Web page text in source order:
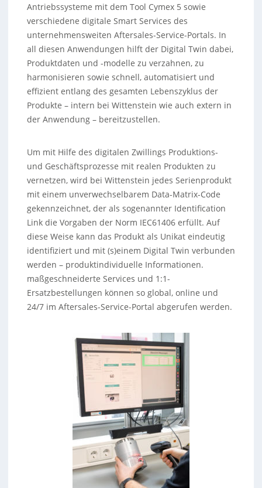
Antriebssysteme mit dem Tool Cymex 5 sowie
verschiedene digitale Smart Services des
unternehmensweiten Aftersales-Service-Portals. In
all diesen Anwendungen hilft der Digital Twin dabei,
Produktdaten und -modelle zu verzahnen, zu
harmonisieren sowie schnell, automatisiert und
effizient entlang des gesamten Lebenszyklus der
Produkte – intern bei Wittenstein wie auch extern in
der Anwendung – bereitzustellen.
Um mit Hilfe des digitalen Zwillings Produktions-
und Geschäftsprozesse mit realen Produkten zu
vernetzen, wird bei Wittenstein jedes Serienprodukt
mit einem unverwechselbarem Data-Matrix-Code
gekennzeichnet, der als sogenannter Identification
Link die Vorgaben der Norm IEC61406 erfüllt. Auf
diese Weise kann das Produkt als Unikat eindeutig
identifiziert und mit (s)einem Digital Twin verbunden
werden – produktindividuelle Informationen.
maßgeschneiderte Services und 1:1-
Ersatzbestellungen können so global, online und
24/7 im Aftersales-Service-Portal abgerufen werden.